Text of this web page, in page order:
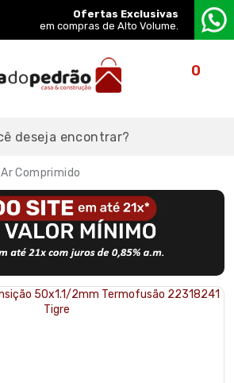
Ofertas Exclusivas
em compras de Alto Volume.
0
Ar Comprimido